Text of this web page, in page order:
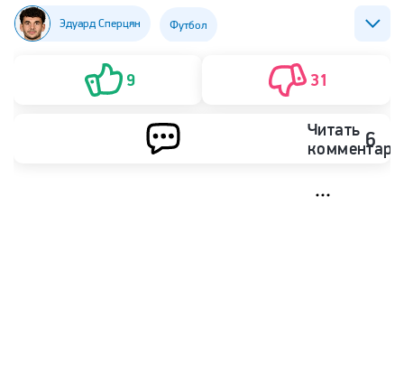
Эдуард Сперцян Футбол
ФК Аль-Ахли (Джидда)
9 31
Читать 6